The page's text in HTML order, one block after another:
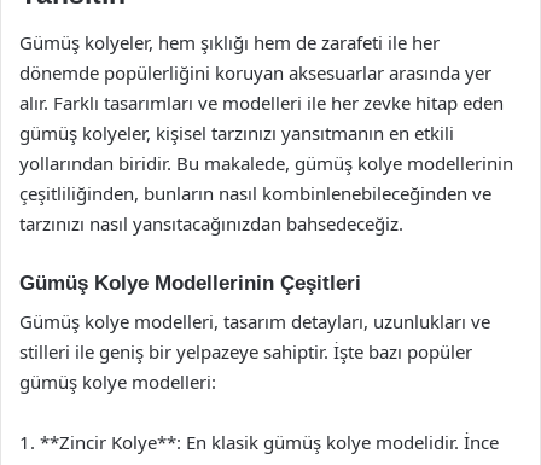
Gümüş kolyeler, hem şıklığı hem de zarafeti ile her
dönemde popülerliğini koruyan aksesuarlar arasında yer
alır. Farklı tasarımları ve modelleri ile her zevke hitap eden
gümüş kolyeler, kişisel tarzınızı yansıtmanın en etkili
yollarından biridir. Bu makalede, gümüş kolye modellerinin
çeşitliliğinden, bunların nasıl kombinlenebileceğinden ve
tarzınızı nasıl yansıtacağınızdan bahsedeceğiz.
Gümüş Kolye Modellerinin Çeşitleri
Gümüş kolye modelleri, tasarım detayları, uzunlukları ve
stilleri ile geniş bir yelpazeye sahiptir. İşte bazı popüler
gümüş kolye modelleri:
1. **Zincir Kolye**: En klasik gümüş kolye modelidir. İnce